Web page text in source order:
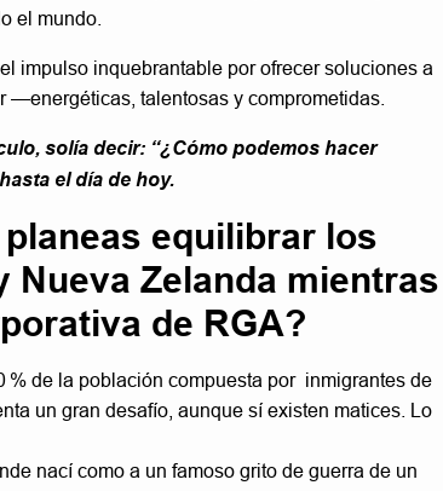
el mundo.
impulso inquebrantable por ofrecer soluciones a
—energéticas, talentosas y comprometidas.
solía decir: “¿Cómo podemos hacer
el día de hoy.
equilibrar los
Zelanda mientras
de RGA?
de la población compuesta por inmigrantes de
un gran desafío, aunque sí existen matices. Lo
nací como a un famoso grito de guerra de un